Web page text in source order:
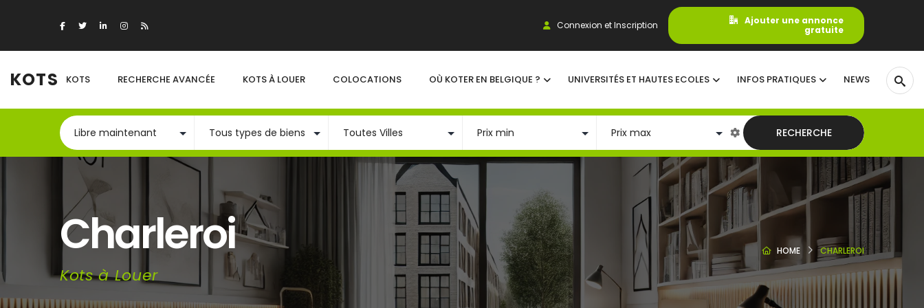
Connexion et Inscription
Ajouter une annonce
gratuite
KOTS KOTS RECHERCHE AVANCÉE KOTS À LOUER COLOCATIONS OÙ KOTER EN BELGIQUE ? UNIVERSITÉS ET HAUTES ECOLES INFOS PRATIQUES NEWS
RECHERCHE
Charleroi
Kots à Louer
HOME CHARLEROI